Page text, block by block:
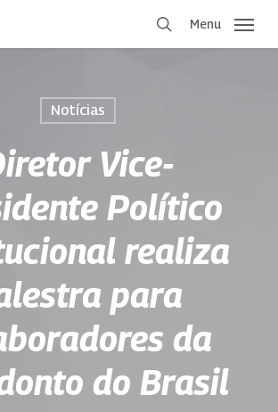
Menu
Notícias
Vice-
Político
realiza
para
da
do Brasil